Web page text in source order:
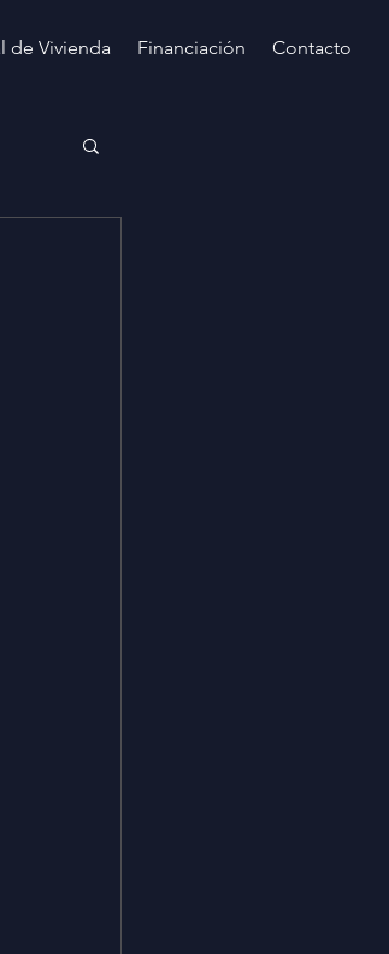
de Vivienda Financiación Contacto